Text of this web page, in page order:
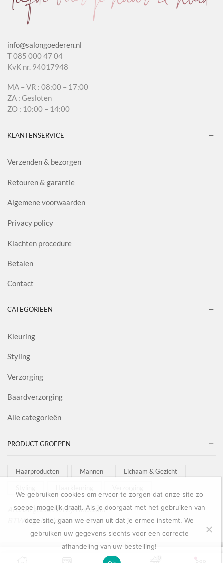
info@salongoederen.nl
T 085 000 47 04
KvK nr. 94017948
MA – VR : 08:00 – 17:00
ZA : Gesloten
ZO : 10:00 – 14:00
KLANTENSERVICE
Verzenden & bezorgen
Retouren & garantie
Algemene voorwaarden
Privacy policy
Klachten procedure
Betalen
Contact
CATEGORIEËN
Kleuring
Styling
Verzorging
Baardverzorging
Alle categorieën
PRODUCT GROEPEN
Haarproducten Mannen Lichaam & Gezicht
Al onze goederen zijn inclusief
BTW afgebeeld in onze shop!
Copyright © 2022Salon Goederen
0
We gebruiken cookies om ervoor te zorgen dat onze site zo
soepel mogelijk draait. Als je doorgaat met het gebruiken van
deze site, gaan we ervan uit dat je ermee instemt. We
gebruiken uw gegevens slechts voor een correcte
afhandeling van uw bestelling!